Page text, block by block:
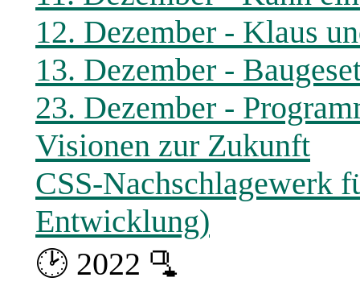
12. Dezember - Klaus
13. Dezember -
23. Dezember -
Visionen zur Zukunft
CSS-Nachschlagewerk
Entwicklung)
🕑 2022 🫗